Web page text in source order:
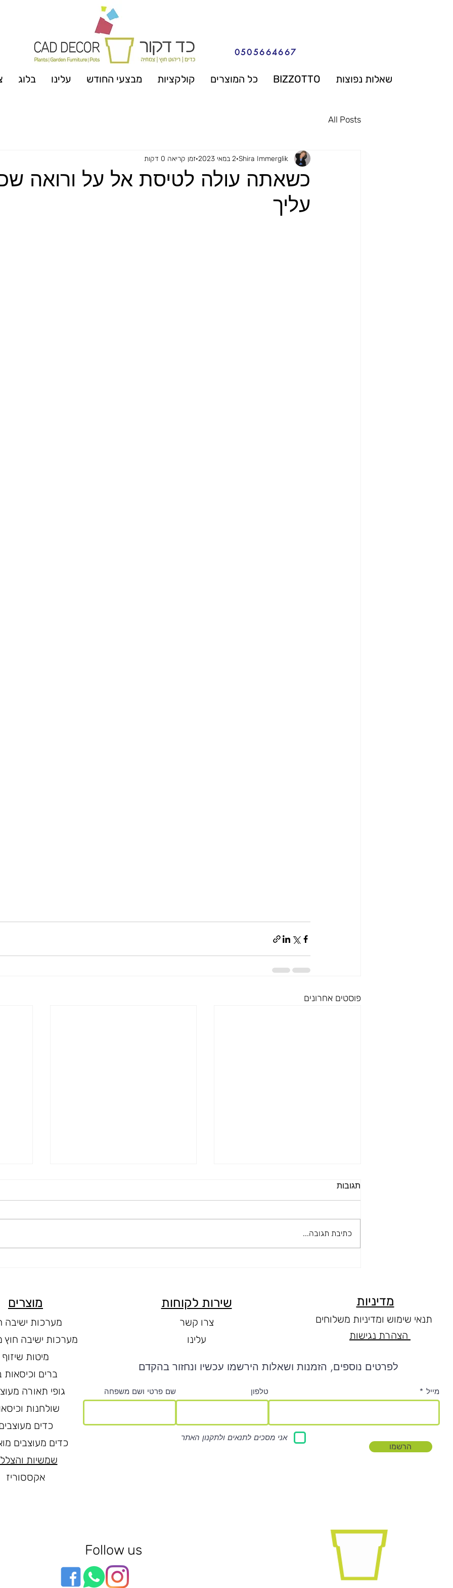
0505664667
שאלות נפוצות BIZZOTTO כל המוצרים קולקציות מבצעי החודש עלינו בלוג
All Posts
כשאתה עולה לטיסת אל על ורואה
עליך
Shira Immerglik 2 במאי 2023 זמן קריאה 0 דקות
פוסטים אחרונים
תגובות
כתיבת תגובה...
מוצרים
מערכות ישיבה
מערכות ישיבה חוץ
מיטות שיזוף
ברים וכיסאות
גופי תאורה
שולחנות
כדים
כדים מעוצבים
שמשיות
אקססוריז
שירות לקוחות
צרו קשר
עלינו
לפרטים נוספים, הזמנות ושאלות הירשמו עכשיו ונחזור בהקדם
שם פרטי ושם משפחה טלפון מייל
אני מסכים לתנאים ולתקנון האתר
הרשמו
מדיניות
תנאי שימוש ומדיניות משלוחים
Follow us